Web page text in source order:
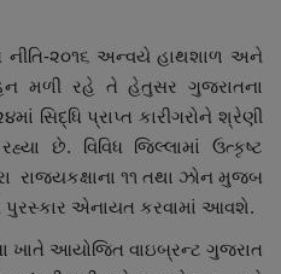
નીતિ-૨૦૧૬ અન્વયે હાથશાળ અને
મળી રહે તે હેતુસર ગુજરાતના
સિદ્ધિ પ્રાપ્ત કારીગરોને શ્રેણી
છે. વિવિધ જિલ્લામાં ઉત્કૃષ્ટ
રાજ્યકક્ષાના ૧૧ તથા ઝોન મુજબ
પુરસ્કાર એનાયત કરવામાં આવશે.
ખાતે આયોજિત વાઇબ્રન્ટ ગુજરાત